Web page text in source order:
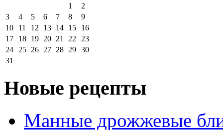
1
2
3
4 5 6 7 8
9
10
11 12 13 14 15
16
17
18 19 20 21 22 23
24 25 26 27 28 29 30
31
Новые рецепты
Манные дрожжевые